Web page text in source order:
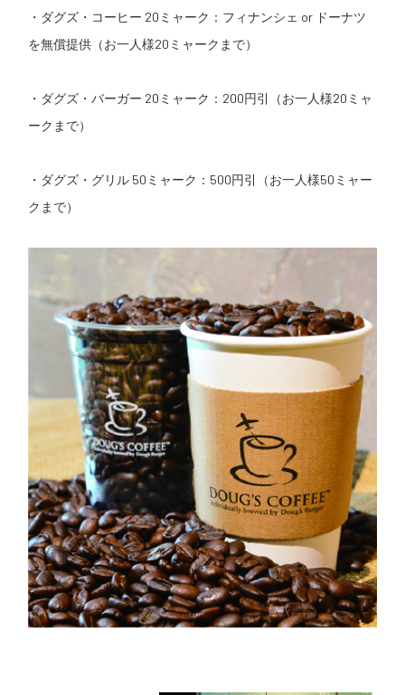
・ダグズ・コーヒー 20ミャーク：フィナンシェ or ドーナツ
を無償提供（お一人様20ミャークまで）
・ダグズ・バーガー 20ミャーク：200円引（お一人様20ミャ
ークまで）
・ダグズ・グリル 50ミャーク：500円引（お一人様50ミャー
クまで）